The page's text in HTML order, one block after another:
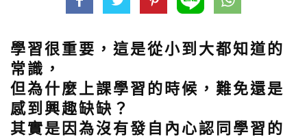
學習很重要，這是從小到大都知道的
常識，
但為什麼上課學習的時候，難免還是
感到興趣缺缺？
其實是因為沒有發自內心認同學習的